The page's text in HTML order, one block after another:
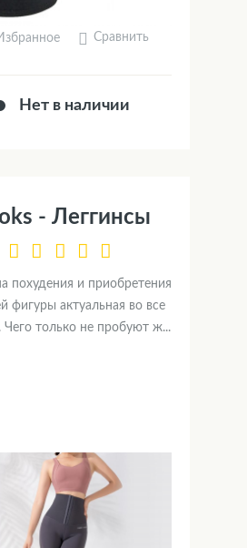
Сравнить
Нет в наличии
- Леггинсы
похудения и приобретения
фигуры актуальная во все
Чего только не пробуют ж...